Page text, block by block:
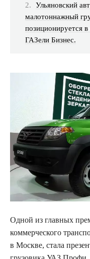
Ульяновский
малотоннажный
позиционируется в
ГАЗели Бизнес.
Одной из главных
коммерческого
в Москве, стала